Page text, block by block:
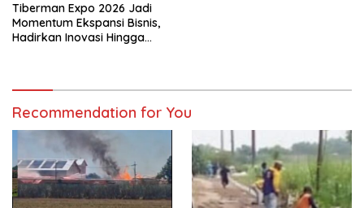
Tiberman Expo 2026 Jadi
Momentum Ekspansi Bisnis,
Hadirkan Inovasi Hingga
Recommendation for You